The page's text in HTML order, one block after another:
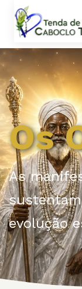
Os
As
evolução